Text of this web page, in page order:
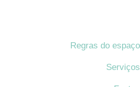
Regras do espaço
Serviços